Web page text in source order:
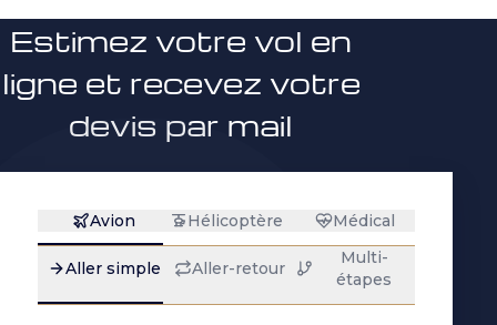
Estimez votre vol en
ligne et recevez votre
devis par mail